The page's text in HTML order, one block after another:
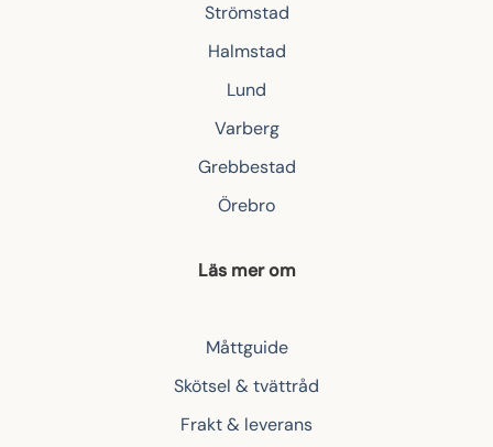
Strömstad
Halmstad
Lund
Varberg
Grebbestad
Örebro
Läs mer om
Måttguide
Skötsel & tvättråd
Frakt & leverans